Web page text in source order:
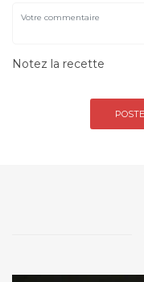
Notez la recette